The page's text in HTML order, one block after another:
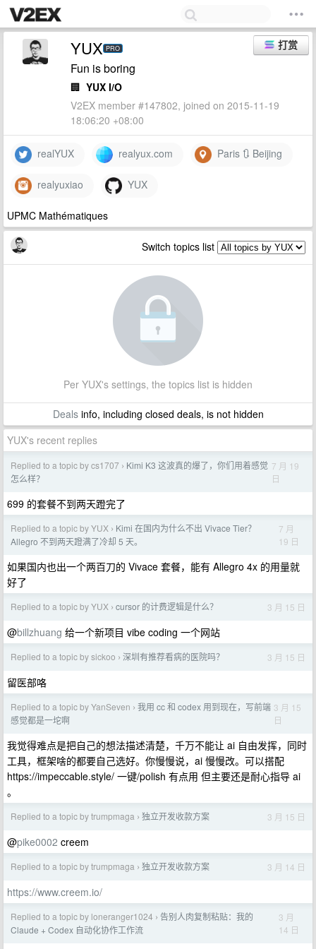
打赏
YUX PRO
Fun is boring
🏢 YUX I/O
V2EX member #147802, joined on 2015-11-19
18:06:20 +08:00
realYUX realyux.com Paris 🔃 Beijing
realyuxiao YUX
UPMC Mathématiques
Switch topics list
Per YUX's settings, the topics list is hidden
Dealsinfo, including closed deals, is not hidden
YUX's recent replies
Replied to a topic by cs1707 › Kimi K3 这波真的爆了，你们用着感觉
怎么样？
7 月 19
日
699 的套餐不到两天蹬完了
Replied to a topic by YUX › Kimi 在国内为什么不出 Vivace Tier？
Allegro 不到两天蹬满了冷却 5 天。
7 月
19 日
如果国内也出一个两百刀的 Vivace 套餐，能有 Allegro 4x 的用量就
好了
Replied to a topic by YUX › cursor 的计费逻辑是什么？ 3 月 15 日
@billzhuang 给一个新项目 vibe coding 一个网站
Replied to a topic by sickoo › 深圳有推荐看病的医院吗？ 3 月 15 日
留医部咯
Replied to a topic by YanSeven › 我用 cc 和 codex 用到现在，写前端
感觉都是一坨啊
3 月 15
日
我觉得难点是把自己的想法描述清楚，千万不能让 ai 自由发挥，同时
工具，框架啥的都要自己选好。你慢慢说，ai 慢慢改。可以搭配
https://impeccable.style/ 一键/polish 有点用 但主要还是耐心指导 ai
。
Replied to a topic by trumpmaga › 独立开发收款方案 3 月 15 日
@pike0002 creem
Replied to a topic by trumpmaga › 独立开发收款方案 3 月 14 日
https://www.creem.io/
Replied to a topic by loneranger1024 › 告别人肉复制粘贴：我的
Claude + Codex 自动化协作工作流
3 月
14 日